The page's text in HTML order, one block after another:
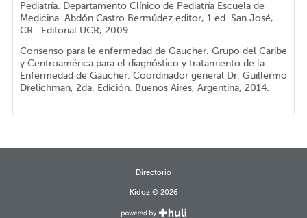
Pediatría. Departamento Clínico de Pediatría Escuela de
Medicina. Abdón Castro Bermúdez editor, 1 ed. San José,
CR.: Editorial UCR, 2009.
Consenso para le enfermedad de Gaucher. Grupo del Caribe
y Centroamérica para el diagnóstico y tratamiento de la
Enfermedad de Gaucher. Coordinador general Dr. Guillermo
Drelichman, 2da. Edición. Buenos Aires, Argentina, 2014.
Directorio
Kidoz © 2026